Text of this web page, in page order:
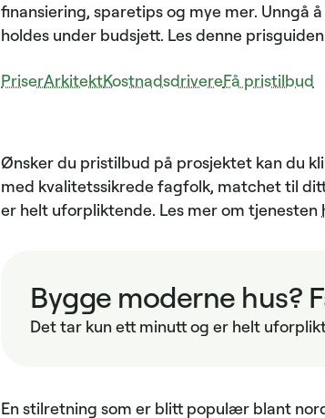
finansiering, sparetips og mye mer. Unngå
holdes under budsjett. Les denne
PriserArkitektKostnadsdrivereFå pristilbud
Ønsker du pristilbud på prosjektet kan du
med kvalitetssikrede fagfolk, matchet til
er helt uforpliktende. Les mer om tjenesten
Bygge moderne hus?
Det tar kun ett minutt og er helt
En stilretning som er blitt populær blant